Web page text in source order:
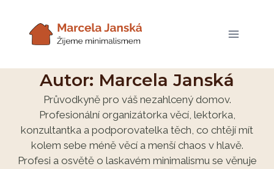
Autor: Marcela Janská
Průvodkyně pro váš nezahlcený domov.
Profesionální organizátorka věcí, lektorka,
konzultantka a podporovatelka těch, co chtějí mít
kolem sebe méně věcí a menší chaos v hlavě.
Profesi a osvětě o laskavém minimalismu se věnuje